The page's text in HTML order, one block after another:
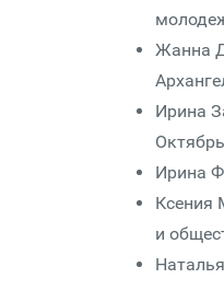
Жанна
Ирина
Ирина
Ксения
и